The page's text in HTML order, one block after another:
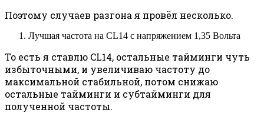
Поэтому случаев разгона я провёл несколько.
Лучшая частота на CL14 с напряжением 1,35 Вольта
То есть я ставлю CL14, остальные тайминги чуть
избыточными, и увеличиваю частоту до
максимальной стабильной, потом снижаю
остальные тайминги и субтайминги для
полученной частоты.